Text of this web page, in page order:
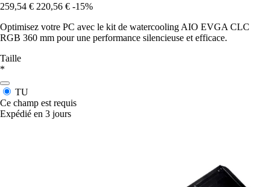
259,54 € 220,56 € -15%
Optimisez votre PC avec le kit de watercooling AIO EVGA CLC
RGB 360 mm pour une performance silencieuse et efficace.
Taille
*
TU
Ce champ est requis
Expédié en 3 jours